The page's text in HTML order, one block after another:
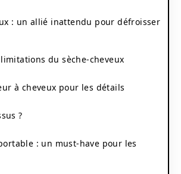
: un allié inattendu pour défroisser
du sèche-cheveux
à cheveux pour les détails
?
: un must-have pour les